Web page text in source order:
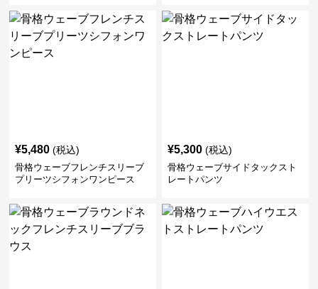
¥5,480 (税込)
骨格ウェーブフレンチスリーブ
プリーツシフォンワンピース
¥5,300 (税込)
骨格ウェーブサイドタックスト
レートパンツ